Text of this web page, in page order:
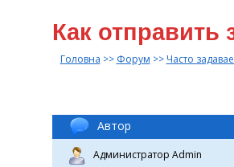
Как отправить
Головна >> Форум >> Часто
Автор
Администратор Admin